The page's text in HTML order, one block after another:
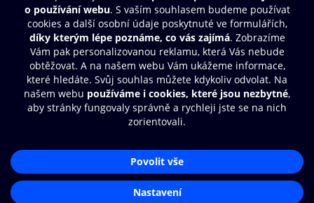
Moje O2 Knihovna
Další zábava
© O2 Czech Republic a.s.
Zásady zpracování osobních údajůAplikace O2 Knihovna
Čti a poslouchej své e-knihy a